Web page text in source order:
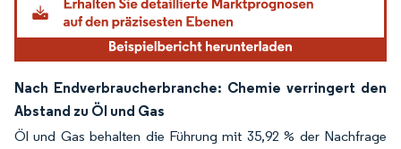
Nach Endverbraucherbranche: Chemie verringert den
Abstand zu Öl und Gas
Öl und Gas behalten die Führung mit 35,92 % der Nachfrage